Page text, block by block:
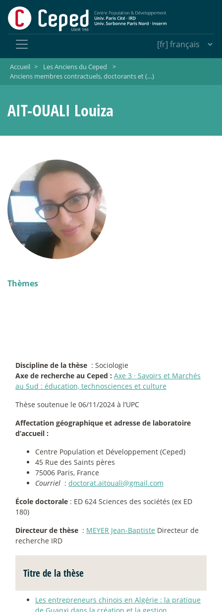
Accueil > Les Anciens du Ceped
>
Anciens membres contractuels, doctorants et (…)
AIT-OUALI Louiza
Thèmes
Discipline de la thèse : Sociologie
Axe de recherche au Ceped : Axe 3 · Savoirs et Marchés
au Sud : éducation, technosciences et culture
Thèse soutenue le 06/11/2024 à l’UPC
Affectation géographique et adresse de laboratoire
d’accueil :
Centre Population et Développement (Ceped)
45 Rue des Saints pères
75006 Paris, France
Courriel : doctorat.aitouali@gmail.com
École doctorale : ED 624 Sciences des sociétés (ex ED
180)
Directeur de thèse : MEYER Jean-Baptiste Directeur de
recherche IRD
Titre de la thèse
Les entrepreneurs chinois en Algérie : la pratique